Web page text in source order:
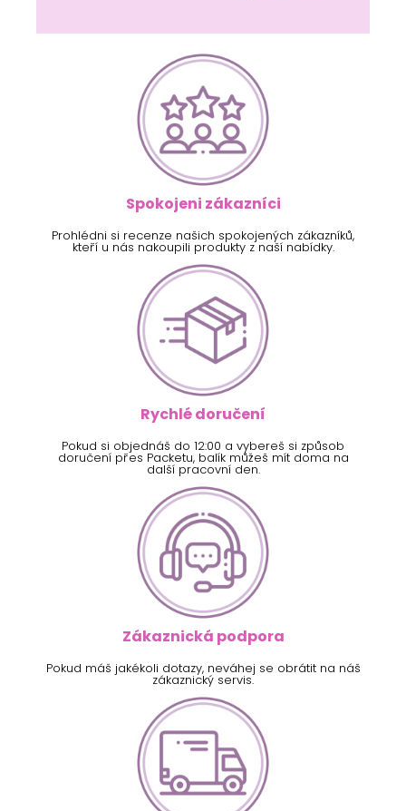
Spokojeni zákazníci
Prohlédni si recenze našich spokojených zákazníků,
kteří u nás nakoupili produkty z naší nabídky.
Rychlé doručení
Pokud si objednáš do 12:00 a vybereš si způsob
doručení přes Packetu, balík můžeš mít doma na
další pracovní den.
Zákaznická podpora
Pokud máš jakékoli dotazy, neváhej se obrátit na náš
zákaznický servis.